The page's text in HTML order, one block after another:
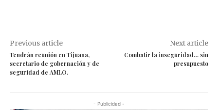
Previous article
Tendrán reunión en Tijuana,
secretario de gobernación y de
seguridad de AMLO.
Next article
Combatir la inseguridad… sin
presupuesto
- Publicidad -